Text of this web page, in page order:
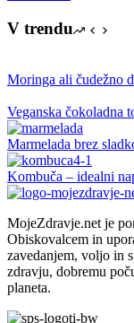
dobro
teličke)
V trendu
Moringa ali čudežno
Veganska čokoladna
Marmelada brez
Kombuča – idealni
MojeZdravje.net je
Obiskovalcem in
zavedanjem, voljo in
zdravju, dobremu
planeta.